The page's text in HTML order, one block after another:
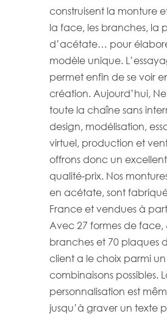
construisent la monture
la face, les branches, la
d’acétate… pour
modèle unique.
permet enfin de se voir
création. Aujourd’hui,
toute la chaîne sans
design, modélisation,
virtuel, production et
offrons donc un
qualité-prix. Nos
en acétate, sont
France et vendues à
Avec 27 formes de face,
branches et 70 plaques
client a le choix parmi
combinaisons possibles.
personnalisation est
jusqu’à graver un texte